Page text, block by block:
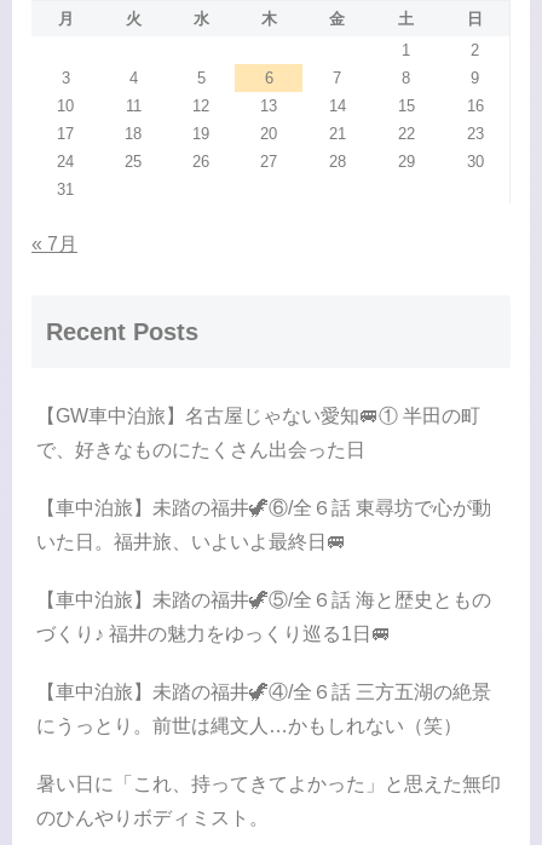
月 火 水 木 金 土
日
1
2
3
4 5 6 7 8
9
10
11 12 13 14 15
16
17
18 19 20 21 22
23
24
25 26 27 28 29
30
31
« 7月
Recent Posts
【GW車中泊旅】名古屋じゃない愛知🚐① 半田の町
で、好きなものにたくさん出会った日
【車中泊旅】未踏の福井🦖⑥/全６話 東尋坊で心が動
いた日。福井旅、いよいよ最終日🚐
【車中泊旅】未踏の福井🦖⑤/全６話 海と歴史ともの
づくり♪ 福井の魅力をゆっくり巡る1日🚐
【車中泊旅】未踏の福井🦖④/全６話 三方五湖の絶景
にうっとり。前世は縄文人…かもしれない（笑）
暑い日に「これ、持ってきてよかった」と思えた無印
のひんやりボディミスト。